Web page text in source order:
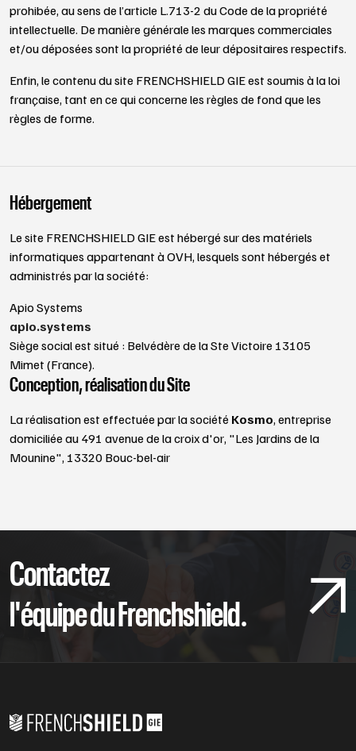
prohibée, au sens de l’article L.713-2 du Code de la propriété
intellectuelle. De manière générale les marques commerciales
et/ou déposées sont la propriété de leur dépositaires respectifs.
Enfin, le contenu du site FRENCHSHIELD GIE est soumis à la loi
française, tant en ce qui concerne les règles de fond que les
règles de forme.
Hébergement
Le site FRENCHSHIELD GIE est hébergé sur des matériels
informatiques appartenant à OVH, lesquels sont hébergés et
administrés par la société:
Apio Systems
apio.systems
Siège social est situé : Belvédère de la Ste Victoire 13105
Mimet (France).
Conception, réalisation du Site
La réalisation est effectuée par la société Kosmo, entreprise
domiciliée au 491 avenue de la croix d'or, "Les Jardins de la
Mounine", 13320 Bouc-bel-air
Contactez
l'équipe du Frenchshield.